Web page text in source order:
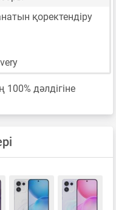
қоректендіру
100% дәлдігіне